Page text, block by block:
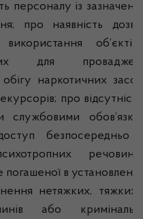
персоналу із
про наявність
для
обігу наркотичних
про
службовими
безпосередньо
погашеної в
нетяжких, тяжких
або